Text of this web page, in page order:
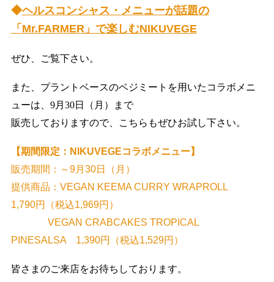
◆ヘルスコンシャス・メニューが話題の
「Mr.FARMER」で楽しむNIKUVEGE
ぜひ、ご覧下さい。
また、プラントベースのベジミートを用いたコラボメニ
ューは、9月30日（月）まで
販売しておりますので、
こちらもぜひお試し下さい。
【期間限定：NIKUVEGEコラボメニュー】
販売期間：～9月30日（月）
提供商品：VEGAN KEEMA CURRY WRAPROLL
1,790円（税込1,969円）
VEGAN CRABCAKES TROPICAL
PINESALSA 1,390円（税込1,529円）
皆さまのご来店をお待ちしております。